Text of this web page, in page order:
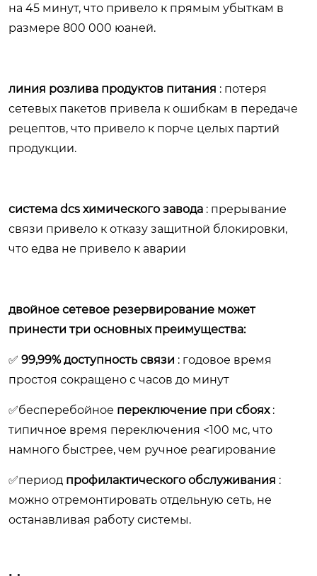
на 45 минут, что привело к прямым убыткам в
размере 800 000 юаней.
линия розлива продуктов питания : потеря
сетевых пакетов привела к ошибкам в передаче
рецептов, что привело к порче целых партий
продукции.
система dcs химического завода : прерывание
связи привело к отказу защитной блокировки,
что едва не привело к аварии
двойное сетевое резервирование может
принести три основных преимущества:
✅ 99,99% доступность связи : годовое время
простоя сокращено с часов до минут
✅бесперебойное переключение при сбоях :
типичное время переключения <100 мс, что
намного быстрее, чем ручное реагирование
✅период профилактического обслуживания :
можно отремонтировать отдельную сеть, не
останавливая работу системы.